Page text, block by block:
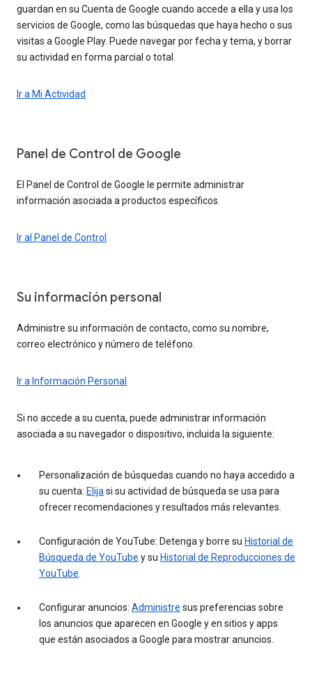
guardan en su Cuenta de Google cuando accede a ella y usa los
servicios de Google, como las búsquedas que haya hecho o sus
visitas a Google Play. Puede navegar por fecha y tema, y borrar
su actividad en forma parcial o total.
Ir a Mi Actividad
Panel de Control de Google
El Panel de Control de Google le permite administrar
información asociada a productos específicos.
Ir al Panel de Control
Su información personal
Administre su información de contacto, como su nombre,
correo electrónico y número de teléfono.
Ir a Información Personal
Si no accede a su cuenta, puede administrar información
asociada a su navegador o dispositivo, incluida la siguiente:
Personalización de búsquedas cuando no haya accedido a
su cuenta: Elija si su actividad de búsqueda se usa para
ofrecer recomendaciones y resultados más relevantes.
Configuración de YouTube: Detenga y borre su Historial de
Búsqueda de YouTube y su Historial de Reproducciones de
YouTube
Configurar anuncios: Administre sus preferencias sobre
los anuncios que aparecen en Google y en sitios y apps
que están asociados a Google para mostrar anuncios.